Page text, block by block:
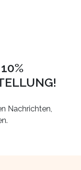
Nachrichten,